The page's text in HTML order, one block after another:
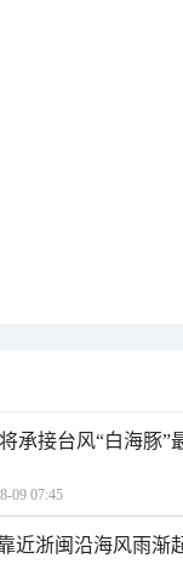
承接台风“白海豚”
09 07:45
近浙闽沿海风雨渐